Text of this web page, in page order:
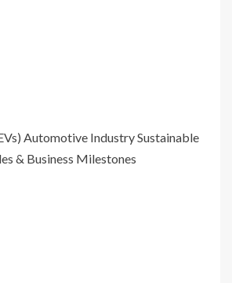
Automotive Industry Sustainable
& Business Milestones